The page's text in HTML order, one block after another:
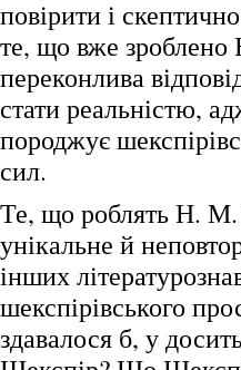
повірити і
те, що вже
переконлива
стати реальністю,
породжує
сил.
Те, що роблять Н. М.
унікальне й
інших
шекспірівського
здавалося б, у